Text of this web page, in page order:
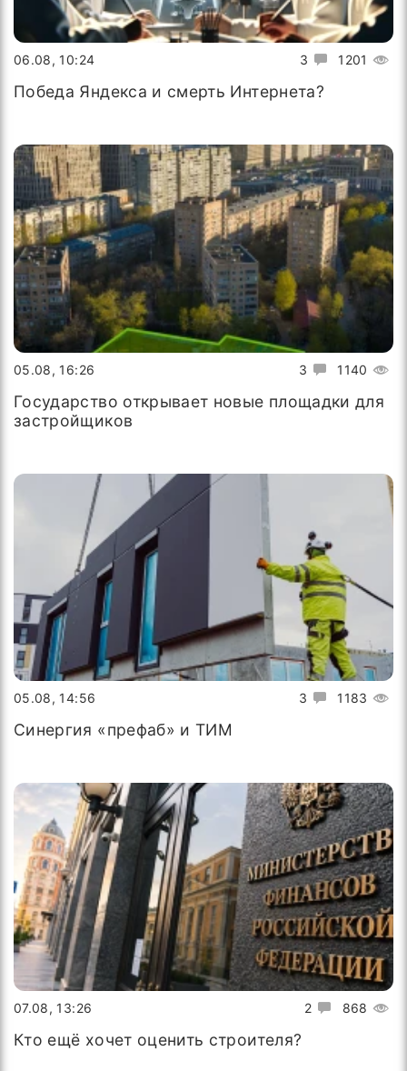
3 1201
06.08, 10:24
Победа Яндекса и смерть Интернета?
3 1140
05.08, 16:26
Государство открывает новые площадки для
застройщиков
3 1183
05.08, 14:56
Синергия «префаб» и ТИМ
2 868
07.08, 13:26
Кто ещё хочет оценить строителя?